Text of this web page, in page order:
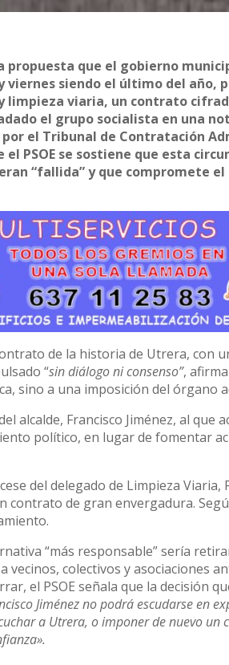
propuesta que el gobierno
siendo el último del año,
viaria, un contrato
el grupo socialista en una
el Tribunal de Contratación
PSOE se sostiene que esta
“fallida” y que compromete
de la historia de Utrera, con
“sin diálogo ni consenso”,
sino a una imposición del órgano
alcalde, Francisco Jiménez, al que
político, en lugar de fomentar
del delegado de Limpieza
contrato de gran envergadura.
“más responsable” sería
colectivos y asociaciones
el PSOE señala que la decisión
Jiménez no podrá escudarse en
a Utrera, o imponer de nuevo